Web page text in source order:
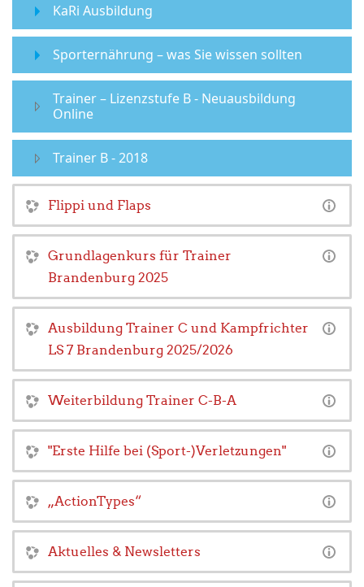
KaRi Ausbildung
Sporternährung – was Sie wissen sollten
Trainer – Lizenzstufe B - Neuausbildung
Online
Trainer B - 2018
Flippi und Flaps
Grundlagenkurs für Trainer
Brandenburg 2025
Ausbildung Trainer C und Kampfrichter
LS 7 Brandenburg 2025/2026
Weiterbildung Trainer C-B-A
"Erste Hilfe bei (Sport-)Verletzungen"
„ActionTypes“
Aktuelles & Newsletters